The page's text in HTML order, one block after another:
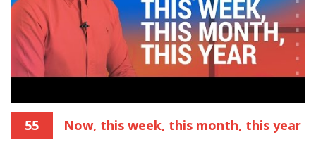
55 Now, this week, this month, this year